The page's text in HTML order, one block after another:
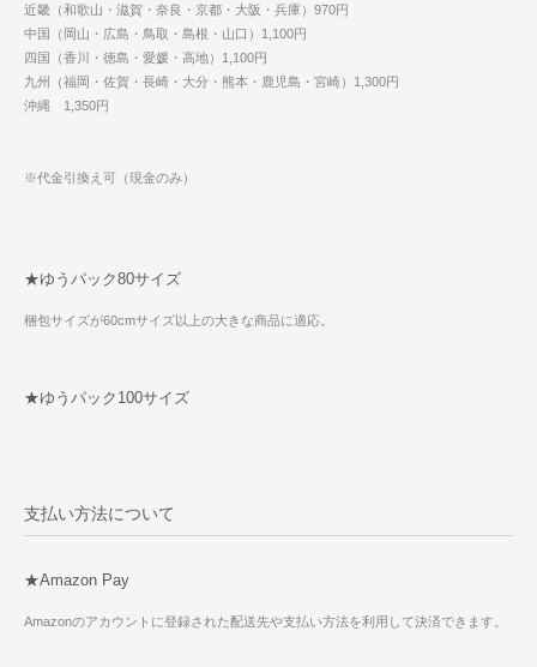
近畿（和歌山・滋賀・奈良・京都・大阪・兵庫）970円
中国（岡山・広島・鳥取・島根・山口）1,100円
四国（香川・徳島・愛媛・高地）1,100円
九州（福岡・佐賀・長崎・大分・熊本・鹿児島・宮崎）1,300円
沖縄 1,350円
※代金引換え可（現金のみ）
★ゆうパック80サイズ
梱包サイズが60cmサイズ以上の大きな商品に適応。
★ゆうパック100サイズ
支払い方法について
★Amazon Pay
Amazonのアカウントに登録された配送先や支払い方法を利用して決済できます。